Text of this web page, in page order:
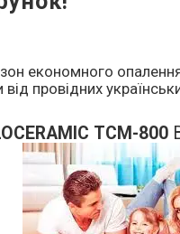
економного опалення!
провідних
ТСМ-800